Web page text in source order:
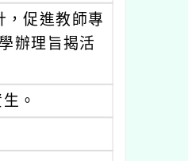
，促進教師專
辦理旨揭活
。